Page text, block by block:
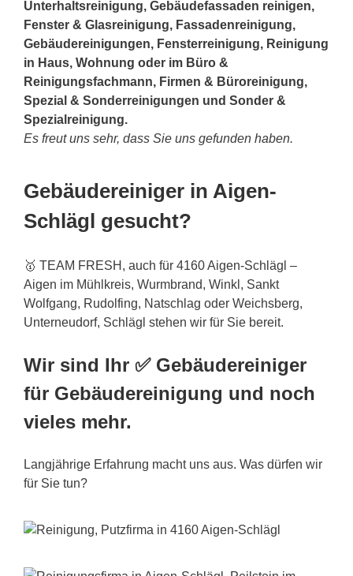
Unterhaltsreinigung, Gebäudefassaden reinigen,
Fenster & Glasreinigung, Fassadenreinigung,
Gebäudereinigungen, Fensterreinigung, Reinigung
in Haus, Wohnung oder im Büro &
Reinigungsfachmann, Firmen & Büroreinigung,
Spezial & Sonderreinigungen und Sonder &
Spezialreinigung.
Es freut uns sehr, dass Sie uns gefunden haben.
Gebäudereiniger in Aigen-
Schlägl gesucht?
🥇 TEAM FRESH, auch für 4160 Aigen-Schlägl –
Aigen im Mühlkreis, Wurmbrand, Winkl, Sankt
Wolfgang, Rudolfing, Natschlag oder Weichsberg,
Unterneudorf, Schlägl stehen wir für Sie bereit.
Wir sind Ihr ✅ Gebäudereiniger
für Gebäudereinigung und noch
vieles mehr.
Langjährige Erfahrung macht uns aus. Was dürfen wir
für Sie tun?